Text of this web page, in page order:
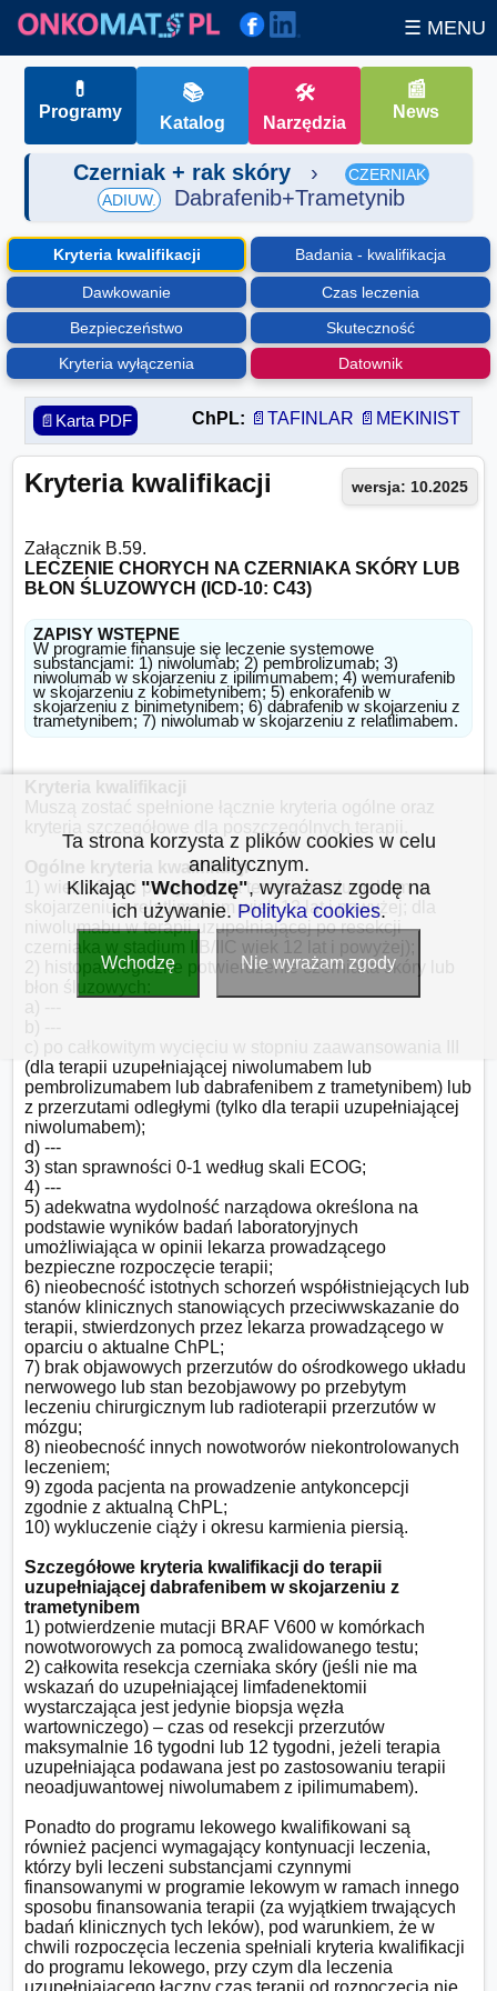
☰ MENU
💊
Programy
📚
Katalog
🛠
Narzędzia
📰
News
Czerniak + rak skóry ›
CZERNIAK
ADIUW.
Dabrafenib+Trametynib
Kryteria kwalifikacji Badania - kwalifikacja
Dawkowanie
Czas leczenia
Bezpieczeństwo
Skuteczność
Kryteria wyłączenia
Datownik
📄Karta PDF ChPL: 📄TAFINLAR 📄MEKINIST
Kryteria kwalifikacji wersja: 10.2025
LECZENIE CHORYCH NA CZERNIAKA SKÓRY LUB
BŁON ŚLUZOWYCH (ICD-10: C43)
ZAPISY WSTĘPNE
W programie finansuje się leczenie systemowe
substancjami: 1) niwolumab; 2) pembrolizumab; 3)
niwolumab w skojarzeniu z ipilimumabem; 4) wemurafenib
w skojarzeniu z kobimetynibem; 5) enkorafenib w
skojarzeniu z binimetynibem; 6) dabrafenib w skojarzeniu z
trametynibem; 7) niwolumab w skojarzeniu z relatlimabem.
Kryteria kwalifikacji
Muszą zostać spełnione łącznie kryteria ogólne oraz
kryteria szczegółowe dla poszczególnych terapii.
Ogólne kryteria kwalifikacji
1) wiek 18 lat i powyżej (dla terapii niwolumabem w
skojarzeniu z relatlimabem wiek 12 lat i powyżej; dla
niwolumabu w terapii uzupełniającej po resekcji
czerniaka w stadium IIB/IIC wiek 12 lat i powyżej);
2) histopatologiczne potwierdzenie czerniaka skóry lub
błon śluzowych:
a) ---
b) ---
c) po całkowitym wycięciu w stopniu zaawansowania III
(dla terapii uzupełniającej niwolumabem lub
pembrolizumabem lub dabrafenibem z trametynibem) lub
z przerzutami odległymi (tylko dla terapii uzupełniającej
niwolumabem);
d) ---
3) stan sprawności 0-1 według skali ECOG;
4) ---
5) adekwatna wydolność narządowa określona na
podstawie wyników badań laboratoryjnych
umożliwiająca w opinii lekarza prowadzącego
bezpieczne rozpoczęcie terapii;
6) nieobecność istotnych schorzeń współistniejących lub
stanów klinicznych stanowiących przeciwwskazanie do
terapii, stwierdzonych przez lekarza prowadzącego w
oparciu o aktualne ChPL;
7) brak objawowych przerzutów do ośrodkowego układu
nerwowego lub stan bezobjawowy po przebytym
leczeniu chirurgicznym lub radioterapii przerzutów w
mózgu;
8) nieobecność innych nowotworów niekontrolowanych
leczeniem;
9) zgoda pacjenta na prowadzenie antykoncepcji
zgodnie z aktualną ChPL;
10) wykluczenie ciąży i okresu karmienia piersią.
Szczegółowe kryteria kwalifikacji do terapii
uzupełniającej dabrafenibem w skojarzeniu z
trametynibem
1) potwierdzenie mutacji BRAF V600 w komórkach
nowotworowych za pomocą zwalidowanego testu;
2) całkowita resekcja czerniaka skóry (jeśli nie ma
wskazań do uzupełniającej limfadenektomii
wystarczająca jest jedynie biopsja węzła
wartowniczego) – czas od resekcji przerzutów
maksymalnie 16 tygodni lub 12 tygodni, jeżeli terapia
uzupełniająca podawana jest po zastosowaniu terapii
neoadjuwantowej niwolumabem z ipilimumabem).
Ponadto do programu lekowego kwalifikowani są
również pacjenci wymagający kontynuacji leczenia,
którzy byli leczeni substancjami czynnymi
finansowanymi w programie lekowym w ramach innego
sposobu finansowania terapii (za wyjątkiem trwających
badań klinicznych tych leków), pod warunkiem, że w
chwili rozpoczęcia leczenia spełniali kryteria kwalifikacji
do programu lekowego, przy czym dla leczenia
uzupełniającego łączny czas terapii od rozpoczęcia nie
Ta strona korzysta z plików cookies w celu
analitycznym.
Klikając "Wchodzę", wyrażasz zgodę na
ich używanie. Polityka cookies.
Wchodzę Nie wyrażam zgody